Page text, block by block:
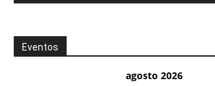
Eventos
agosto 2026